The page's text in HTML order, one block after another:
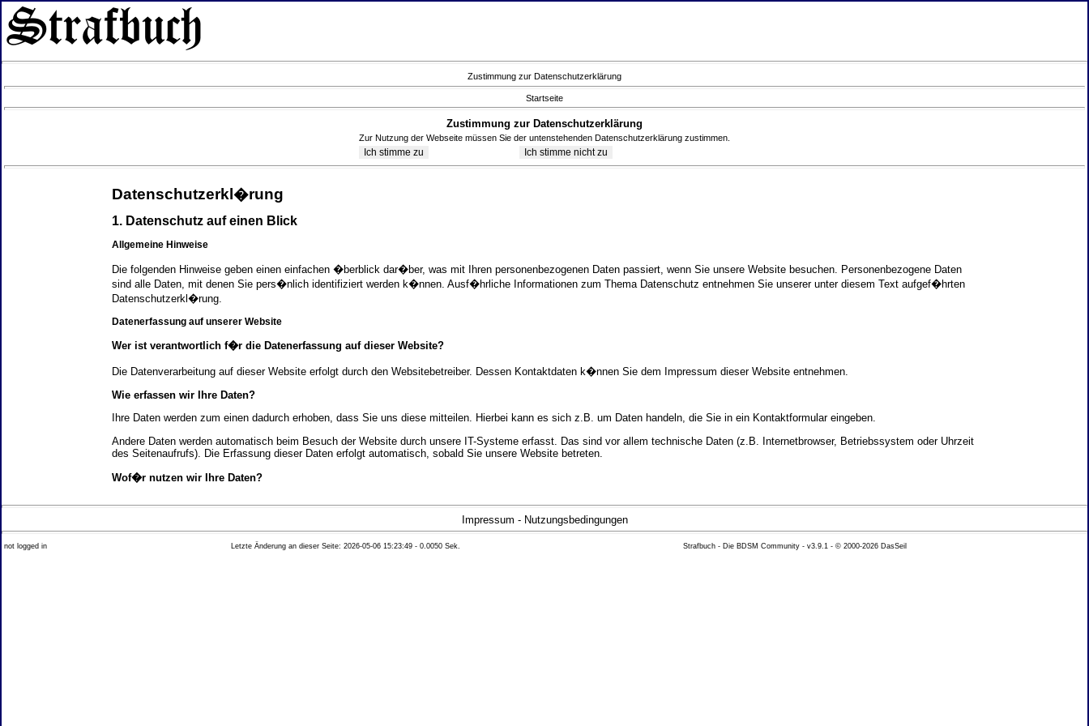
Zustimmung zur Datenschutzerklärung
Startseite
Zustimmung zur Datenschutzerklärung
Zur Nutzung der Webseite müssen Sie der untenstehenden Datenschutzerklärung zustimmen.
Datenschutzerkl�rung
1. Datenschutz auf einen Blick
Allgemeine Hinweise
Die folgenden Hinweise geben einen einfachen �berblick dar�ber, was mit Ihren personenbezogenen Daten passiert, wenn Sie unsere Website besuchen. Personenbezogene Daten
sind alle Daten, mit denen Sie pers�nlich identifiziert werden k�nnen. Ausf�hrliche Informationen zum Thema Datenschutz entnehmen Sie unserer unter diesem Text aufgef�hrten
Datenschutzerkl�rung.
Datenerfassung auf unserer Website
Wer ist verantwortlich f�r die Datenerfassung auf dieser Website?
Die Datenverarbeitung auf dieser Website erfolgt durch den Websitebetreiber. Dessen Kontaktdaten k�nnen Sie dem Impressum dieser Website entnehmen.
Wie erfassen wir Ihre Daten?
Ihre Daten werden zum einen dadurch erhoben, dass Sie uns diese mitteilen. Hierbei kann es sich z.B. um Daten handeln, die Sie in ein Kontaktformular eingeben.
Andere Daten werden automatisch beim Besuch der Website durch unsere IT-Systeme erfasst. Das sind vor allem technische Daten (z.B. Internetbrowser, Betriebssystem oder Uhrzeit
des Seitenaufrufs). Die Erfassung dieser Daten erfolgt automatisch, sobald Sie unsere Website betreten.
Wof�r nutzen wir Ihre Daten?
Ein Teil der Daten wird erhoben, um eine fehlerfreie Bereitstellung der Website zu gew�hrleisten. Andere Daten k�nnen zur Analyse Ihres Nutzerverhaltens verwendet werden.
Welche Rechte haben Sie bez�glich Ihrer Daten?
Sie haben jederzeit das Recht unentgeltlich Auskunft �ber Herkunft, Empf�nger und Zweck Ihrer gespeicherten personenbezogenen Daten zu erhalten. Sie haben au�erdem ein
Impressum - Nutzungsbedingungen
not logged in Letzte Änderung an dieser Seite: 2026-05-06 15:23:49 - 0.0050 Sek. Strafbuch - Die BDSM Community - v3.9.1 - © 2000-2026 DasSeil